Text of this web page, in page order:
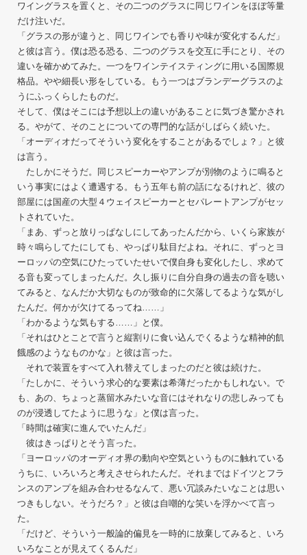
ワイングラスを置くと、その二つのグラスに同じワインをほぼ等量
だけ注いだ。
「グラスの形が違うと、同じワインでも香りや味が変化するんだ」
と彼は言う。僕は恐る恐る、二つのグラスを交互に手にとり、その
違いを確かめてみた。一つをワインテイスティングに用いる国際規
格品。やや細長い形をしている。もう一つはブランデーグラスのよ
うにふっくらしたものだ。
そして、僕はそこには予想以上の違いがあることに気づき驚かされ
る。やがて、そのことについての専門的な話がしばらく続いた。
「オーディオだってそういう変化をすることがあるでしょ？」と彼
は言う。
たしかにそうだ。同じスピーカーやアンプが別物のように鳴ると
いう事実にはよく遭遇する。もう五年も前の話になるけれど、彼の
部屋には国産の大型４ウェイスピーカーとセパレートアンプがセッ
トされていた。
「まあ、ずっと放りっぱなしにしてあったんだから、いくら家族が
時々鳴らしてたにしても、やっぱり駄目だよね。それに、ずっとヨ
ーロッパの空気にひたっていたせいで僕自身も変化したし、求めて
る音も変ってしまったんだ。久し振りに自分自身の過去の音を聴い
てみると、なんだか大切なものが致命的に欠落してるような気がし
たんだ。何かが欠けてるってね……」
「わかるような気もする……」と僕。
「それはひとことで言うと縦割りに食い込んでくるような精神的飢
餓感のようなものかな」と彼は言った。
それで装置をすべて入れ替えてしまったのだと彼は続けた。
「たしかに、そういう求心的な要素は希薄だったかもしれない。で
も、あの、ちょっと蒸留水みたいな音にはそれなりの悲しみっても
のが浸透してたように思うな」と僕は言った。
「時間は確実に進んでいたんだ」
彼はきっぱりとそう言った。
「ヨーロッパのオーディオ界の動向や空気というものに触れている
うちに、いろいろと考えさせられたんだ。それまではドイツとフラ
ンスのアンプを組み合わせるなんて、悪い冗談みたいなことは思い
つきもしない。そうだろ？」と彼は自嘲的な笑いを浮かべて言っ
た。
「だけど、そういう一般論的偏見を一時的に放棄してみると、いろ
いろなことが見えてくるんだ」